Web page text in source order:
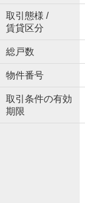
取引態様 /
賃貸区分
総戸数
物件番号
取引条件の有効
期限